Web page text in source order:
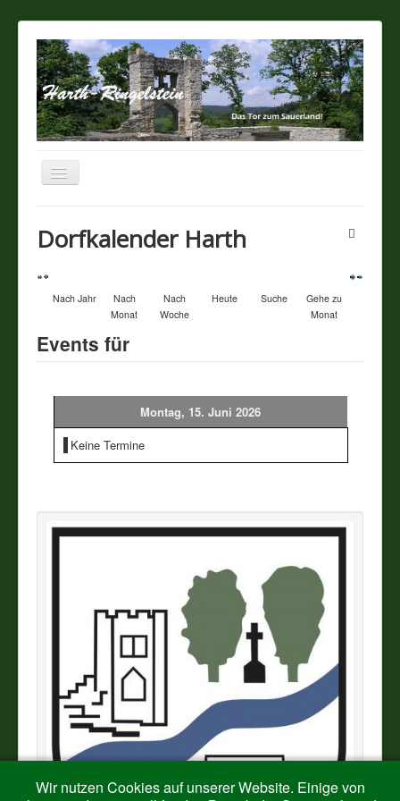
Navigation
Sehenswertes
Termine
Dorfkalender Harth
Nach Jahr
Nach
Monat
Nach
Woche
Heute Suche
Gehe zu
Monat
Events für
Montag, 15. Juni 2026
Keine Termine
Wir nutzen Cookies auf unserer Website. Einige von